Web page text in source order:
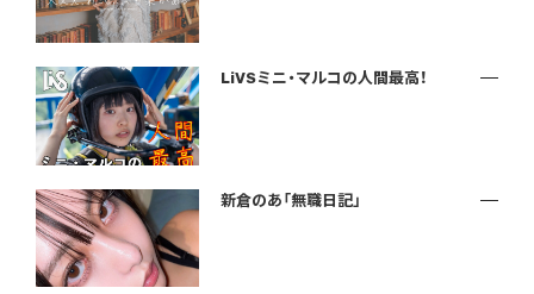
LiVSミニ・マルコの人間最高！
新倉のあ「無職日記」